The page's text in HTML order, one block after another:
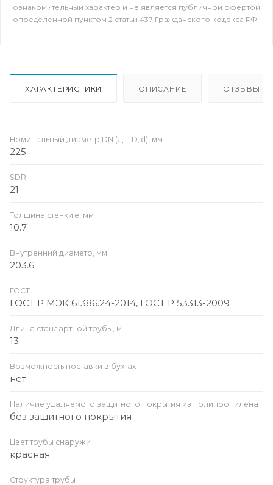
ознакомительный характер и не является публичной офертой
определенной пунктом 2 статьи 437 Гражданского кодекса РФ.
ХАРАКТЕРИСТИКИ ОПИСАНИЕ ОТЗЫВЫ
Номинальный диаметр DN (Дн, D, d), мм
225
SDR
21
Толщина стенки e, мм
10.7
Внутренний диаметр, мм
203.6
ГОСТ
ГОСТ Р МЭК 61386.24-2014, ГОСТ Р 53313-2009
Длина стандартной трубы, м
13
Возможность поставки в бухтах
нет
Наличие удаляемого защитного покрытия из полипропилена
без защитного покрытия
Цвет трубы снаружи
красная
Структура трубы